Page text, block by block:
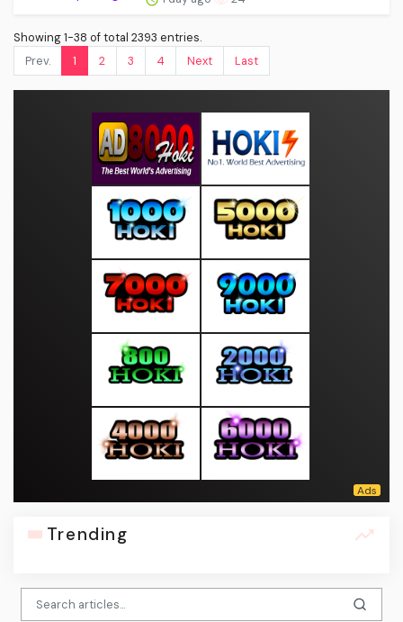
Showing 1-38 of total 2393 entries.
Prev.
1 2 3 4 Next Last
Trending